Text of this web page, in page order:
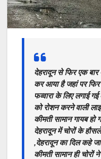
देहरादून से फिर एक
कर आया है जहां पर
फव्वारा के लिए लगाई
को रोशन करने वाली
कीमती सामान गायब हो
देहरादून में चोरों के
,देहरादून का दिल कहे
कीमती सामान ही